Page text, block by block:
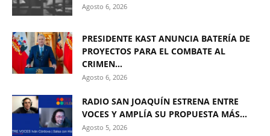
Agosto 6, 2026
PRESIDENTE KAST ANUNCIA BATERÍA DE
PROYECTOS PARA EL COMBATE AL
CRIMEN...
Agosto 6, 2026
RADIO SAN JOAQUÍN ESTRENA ENTRE
VOCES Y AMPLÍA SU PROPUESTA MÁS...
Agosto 5, 2026